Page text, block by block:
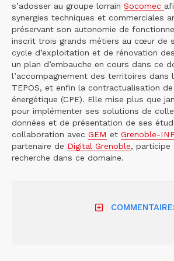
s’adosser au groupe lorrain Socomec
synergies techniques et commerciales
préservant son autonomie de
inscrit trois grands métiers au cœur de
cycle d’exploitation et de rénovation
un plan d’embauche en cours dans ce
l’accompagnement des territoires dans
TEPOS, et enfin la contractualisation
énergétique (CPE). Elle mise plus que
pour implémenter ses solutions de
données et de présentation de ses
collaboration avec GEM et Grenoble-INP
partenaire de Digital Grenoble, participe
recherche dans ce domaine.